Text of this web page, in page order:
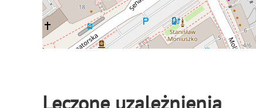
Leczone uzależnienia